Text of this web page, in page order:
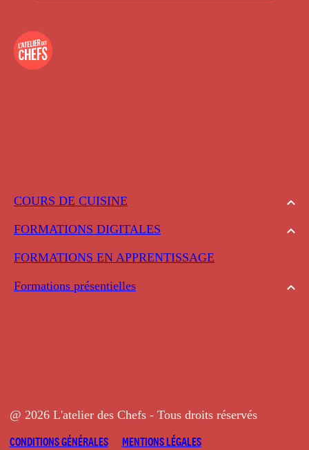
COURS DE CUISINE
FORMATIONS DIGITALES
FORMATIONS EN APPRENTISSAGE
Formations présentielles
@ 2026 L'atelier des Chefs - Tous droits réservés
CONDITIONS GÉNÉRALES
MENTIONS LÉGALES